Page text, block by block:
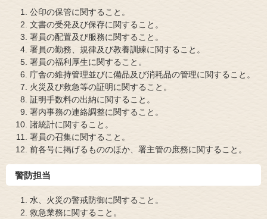
公印の保管に関すること。
文書の受発及び保存に関すること。
署員の配置及び服務に関すること。
署員の勤務、規律及び教養訓練に関すること。
署員の福利厚生に関すること。
庁舎の維持管理並びに備品及び消耗品の管理に関すること。
火災及び救急等の証明に関すること。
証明手数料の出納に関すること。
署内事務の連絡調整に関すること。
諸統計に関すること。
署員の召集に関すること。
前各号に掲げるもののほか、署主管の庶務に関すること。
警防担当
水、火災の警戒防御に関すること。
救急業務に関すること。